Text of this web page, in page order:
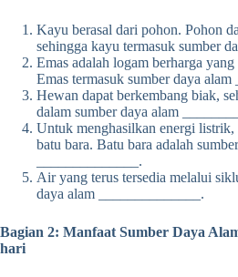
Kayu berasal dari pohon. Pohon
sehingga kayu termasuk sumber
Emas adalah logam berharga
Emas termasuk sumber daya
Hewan dapat berkembang biak,
dalam sumber daya alam
Untuk menghasilkan energi listrik,
batu bara. Batu bara adalah
______________.
Air yang terus tersedia melalui
daya alam ______________.
Bagian 2: Manfaat Sumber Daya
hari